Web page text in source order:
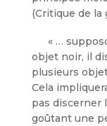
(Critique de la
« …
objet noir, il
plusieurs
Cela
pas discerner
goûtant une